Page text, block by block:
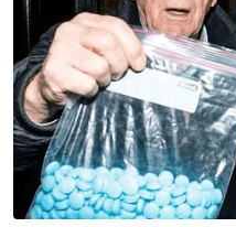
Dalam pada itu
masyarakat yang
lagi percaya kepada
Affandi berkata,
bukan mudah dan
yang khusus untuk